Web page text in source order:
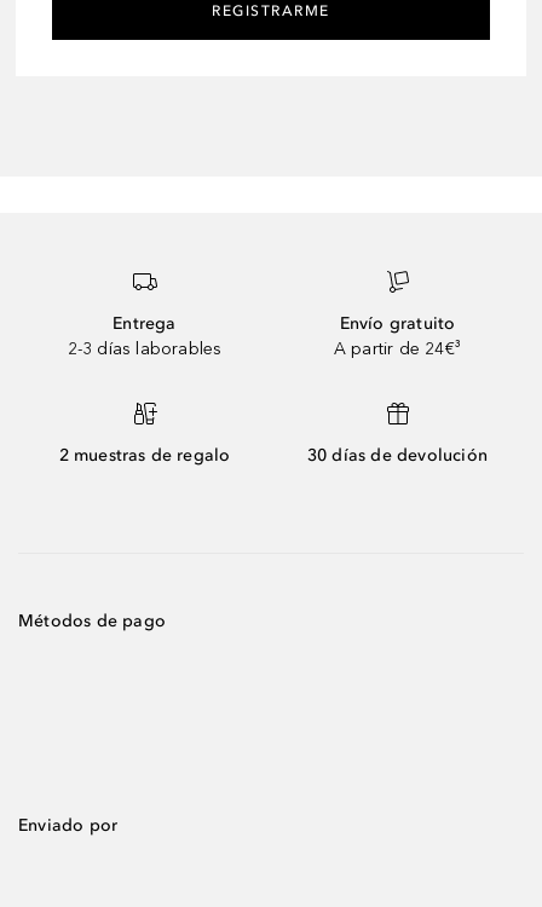
REGISTRARME
Entrega
2-3 días laborables
Envío gratuito
A partir de 24€³
2 muestras de regalo 30 días de devolución
Métodos de pago
Enviado por